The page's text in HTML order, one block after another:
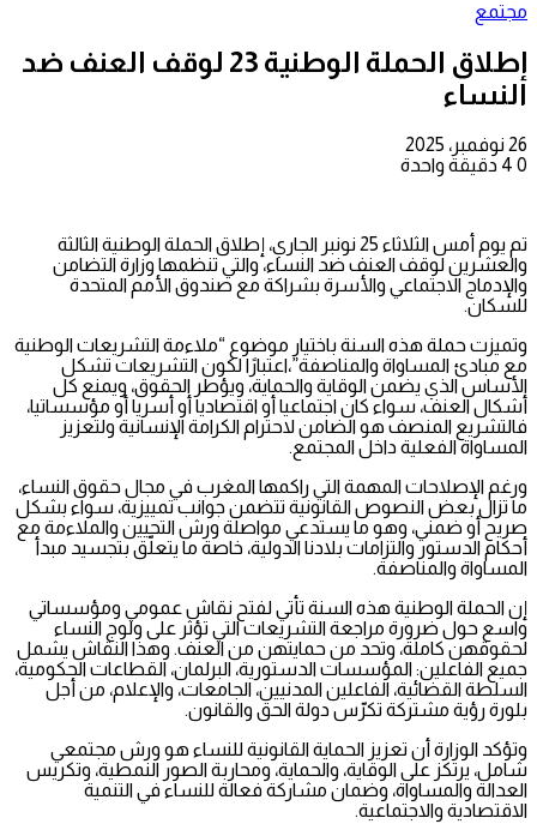
مجتمع
إطلاق الحملة الوطنية 23 لوقف العنف ضد
النساء
26 نوفمبر، 2025
0
دقيقة واحدة
تم يوم أمس الثلاثاء 25 نونبر الجاري، إطلاق الحملة الوطنية الثالثة
والعشرين لوقف العنف ضد النساء، والتي تنظمها وزارة التضامن
والإدماج الاجتماعي والأسرة بشراكة مع صندوق الأمم المتحدة
للسكان.
وتميزت حملة هذه السنة باختيار موضوع “ملاءمة التشريعات الوطنية
مع مبادئ المساواة والمناصفة”،اعتبارًا لكون التشريعات تشكل
الأساس الذي يضمن الوقاية والحماية، ويؤطر الحقوق، ويمنع كل
أشكال العنف، سواء كان اجتماعيا أو اقتصاديا أو أسريا أو مؤسساتيا،
فالتشريع المنصف هو الضامن لاحترام الكرامة الإنسانية ولتعزيز
المساواة الفعلية داخل المجتمع.
ورغم الإصلاحات المهمة التي راكمها المغرب في مجال حقوق النساء،
ما تزال بعض النصوص القانونية تتضمن جوانب تمييزية، سواء بشكل
صريح أو ضمني، وهو ما يستدعي مواصلة ورش التحيين والملاءمة مع
أحكام الدستور والتزامات بلادنا الدولية، خاصة ما يتعلّق بتجسيد مبدأ
المساواة والمناصفة.
إن الحملة الوطنية هذه السنة تأتي لفتح نقاش عمومي ومؤسساتي
واسع حول ضرورة مراجعة التشريعات التي تؤثر على ولوج النساء
لحقوقهن كاملة، وتحد من حمايتهن من العنف. وهذا النقاش يشمل
جميع الفاعلين: المؤسسات الدستورية، البرلمان، القطاعات الحكومية،
السلطة القضائية، الفاعلين المدنيين، الجامعات، والإعلام، من أجل
بلورة رؤية مشتركة تكرّس دولة الحق والقانون.
وتؤكد الوزارة أن تعزيز الحماية القانونية للنساء هو ورش مجتمعي
شامل، يرتكز على الوقاية، والحماية، ومحاربة الصور النمطية، وتكريس
العدالة والمساواة، وضمان مشاركة فعالة للنساء في التنمية
الاقتصادية والاجتماعية.